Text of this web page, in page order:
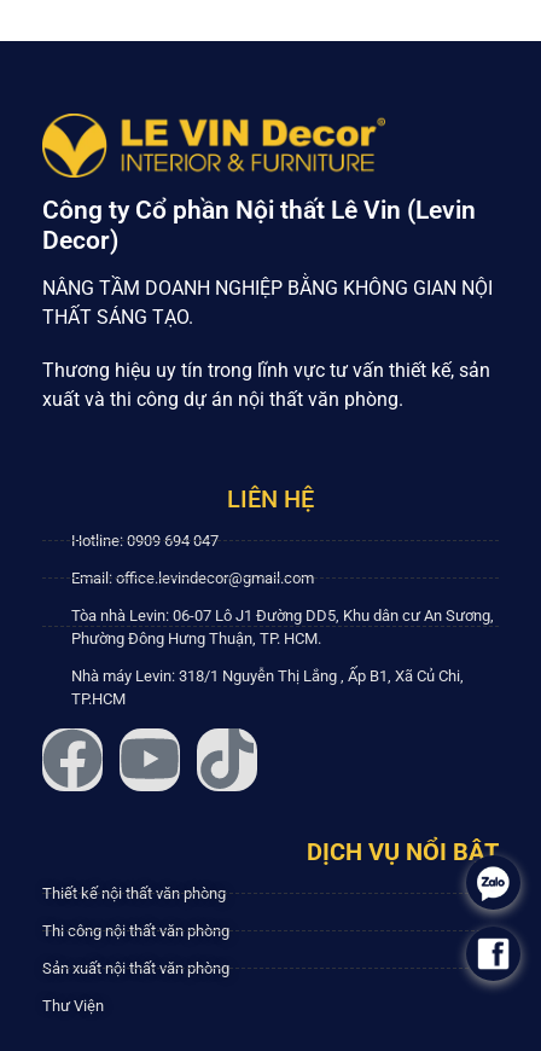
Công ty Cổ phần Nội thất Lê Vin (Levin
Decor)
NÂNG TẦM DOANH NGHIỆP BẰNG KHÔNG GIAN NỘI
THẤT SÁNG TẠO.
Thương hiệu uy tín trong lĩnh vực tư vấn thiết kế, sản
xuất và thi công dự án nội thất văn phòng.
LIÊN HỆ
Hotline: 0909 694 047
Email: office.levindecor@gmail.com
Tòa nhà Levin: 06-07 Lô J1 Đường DD5, Khu dân cư An Sương,
Phường Đông Hưng Thuận, TP. HCM.
Nhà máy Levin: 318/1 Nguyễn Thị Lắng , Ấp B1, Xã Củ Chi,
TP.HCM
DỊCH VỤ NỔI BẬT
Thiết kế nội thất văn phòng
Thi công nội thất văn phòng
Sản xuất nội thất văn phòng
Thư Viện
.
.